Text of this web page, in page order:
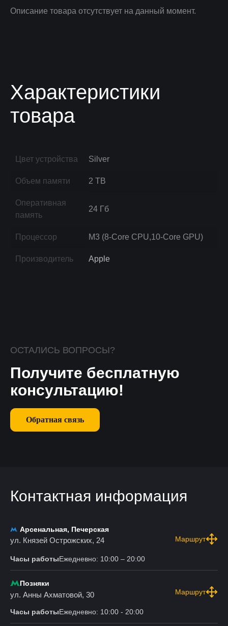
Описание товара отсутствует на данный момент.
Характеристики
товара
Цвет устройства Silver
Объем памяти 2 TB
Оперативная
память
24 Гб
Процессор M3 (8-Core CPU,10-Core GPU)
Производитель Apple
ОСТАЛИСЬ ВОПРОСЫ?
Получите бесплатную
консультацию!
Обратная связь
Контактная информация
Арсенальная, Печерская
ул. Князей Острожских, 24 Маршрут
Часы работыЕжедневно: 10:00 – 20:00
Позняки
ул. Анны Ахматовой, 30 Маршрут
Часы работыЕжедневно: 10:00 - 20:00